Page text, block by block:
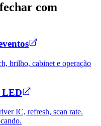
com
brilho, cabinet e operação
LED
IC, refresh, scan rate.